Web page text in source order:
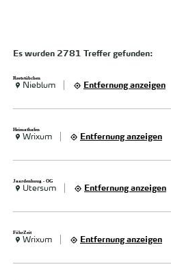
Es wurden 2781 Treffer gefunden:
Reetstübchen
Nieblum Entfernung anzeigen
Heimathafen
Wrixum Entfernung anzeigen
Jaardenhuug - OG
Utersum Entfernung anzeigen
FöhrZeit
Wrixum Entfernung anzeigen